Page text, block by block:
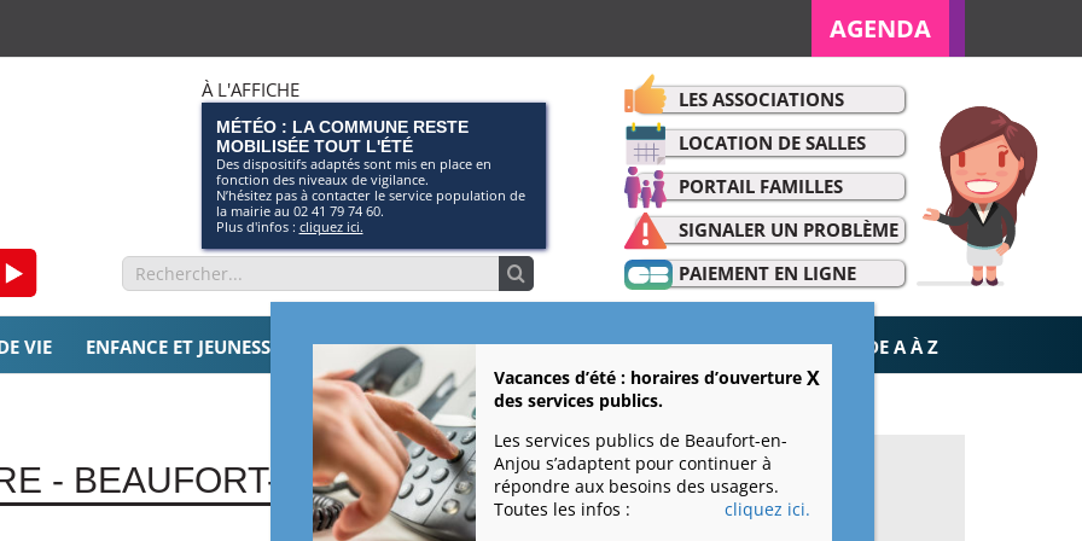
AGENDA
À L'AFFICHE
MÉTÉO : LA COMMUNE RESTE
MOBILISÉE TOUT L'ÉTÉ
Des dispositifs adaptés sont mis en place en
fonction des niveaux de vigilance.
N’hésitez pas à contacter le service population de
la mairie au 02 41 79 74 60.
Plus d'infos : cliquez ici.
Rechercher:
LES ASSOCIATIONS
LOCATION DE SALLES
PORTAIL FAMILLES
SIGNALER UN PROBLÈME
PAIEMENT EN LIGNE
VIE ENFANCE ET JEUNESSE SOLIDARITÉS CULTURE ET LOISIRS VIE ÉCONOMIQUE DE A À Z
- BEAUFORT-EN-ANJOU
VOS DÉMARCHES
Vacances d’été : horaires d’ouverture
des services publics.
Les services publics de Beaufort-en-
Anjou s’adaptent pour continuer à
répondre aux besoins des usagers.
Toutes les infos :
cliquez ici.